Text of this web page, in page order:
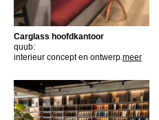
Carglass hoofdkantoor
quub:
interieur concept en ontwerp. meer